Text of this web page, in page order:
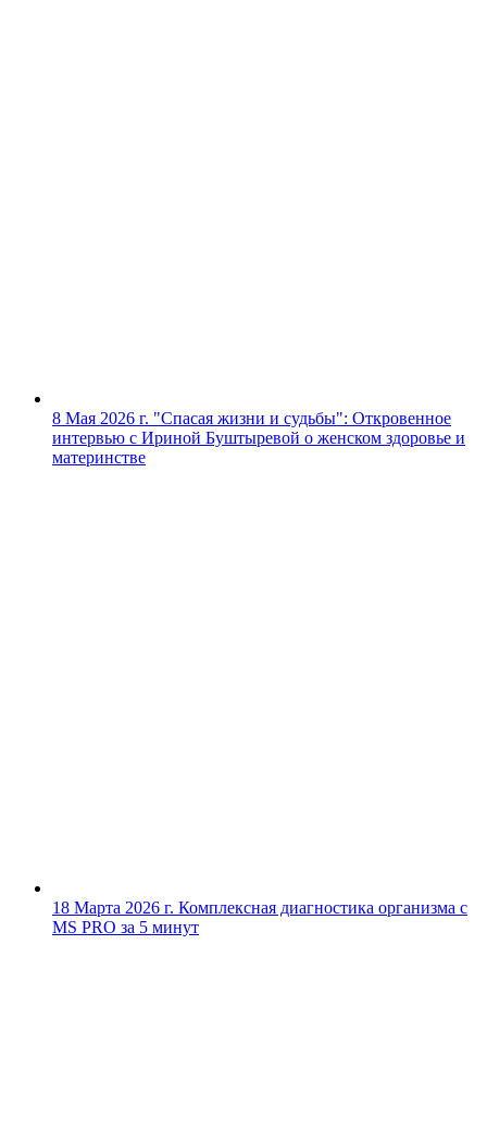
8 Мая 2026 г. "Спасая жизни и судьбы": Откровенное
интервью с Ириной Буштыревой о женском здоровье и
материнстве
18 Марта 2026 г. Комплексная диагностика организма с
MS PRO за 5 минут